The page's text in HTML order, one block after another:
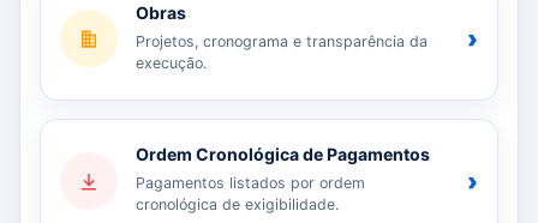
Obras
Projetos, cronograma e transparência da
execução.
›
Ordem Cronológica de Pagamentos
Pagamentos listados por ordem
cronológica de exigibilidade.
›